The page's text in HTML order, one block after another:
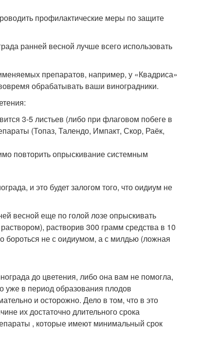
профилактические меры по защите
ранней весной лучше всего использовать
препаратов, например, у «Квадриса»
обрабатывать ваши виноградники.
3-5 листьев (либо при флаговом побеге в
(Топаз, Талендо, Импакт, Скор, Раёк,
повторить опрыскивание системным
и это будет залогом того, что оидиум не
весной еще по голой лозе опрыскивать
растворив 300 грамм средства в 10
не с оидиумом, а с милдью (ложная
до цветения, либо она вам не помогла,
уже в период образования плодов
и осторожно. Дело в том, что в это
их достаточно длительного срока
, которые имеют минимальный срок